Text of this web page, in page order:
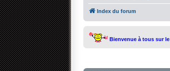
Index du forum
Bienvenue à tous sur